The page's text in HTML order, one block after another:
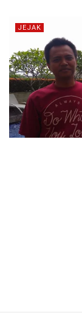
JEJAK